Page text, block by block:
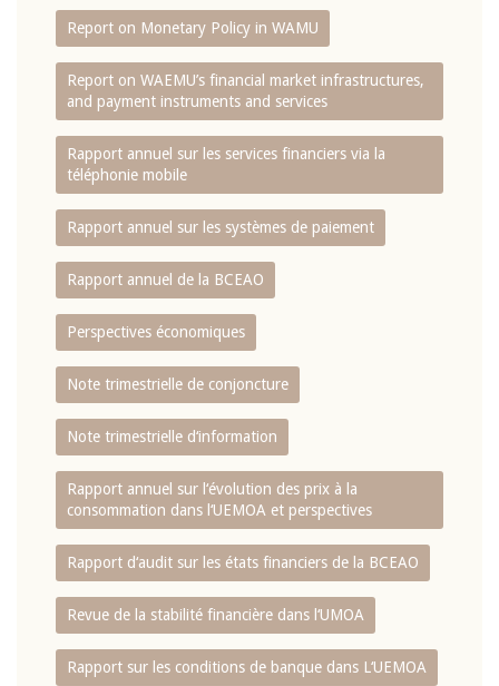
Report on Monetary Policy in WAMU
Report on WAEMU’s financial market infrastructures,
and payment instruments and services
Rapport annuel sur les services financiers via la
téléphonie mobile
Rapport annuel sur les systèmes de paiement
Rapport annuel de la BCEAO
Perspectives économiques
Note trimestrielle de conjoncture
Note trimestrielle d‘information
Rapport annuel sur l‘évolution des prix à la
consommation dans l‘UEMOA et perspectives
Rapport d‘audit sur les états financiers de la BCEAO
Revue de la stabilité financière dans l‘UMOA
Rapport sur les conditions de banque dans L‘UEMOA